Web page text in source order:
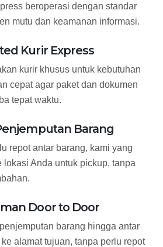
beroperasi dengan standar
mutu dan keamanan informasi.
Kurir Express
kurir khusus untuk kebutuhan
cepat agar paket dan dokumen
tepat waktu.
Barang
repot antar barang, kami yang
lokasi Anda untuk pickup, tanpa
Door to Door
barang hingga antar
ke alamat tujuan, tanpa perlu repot